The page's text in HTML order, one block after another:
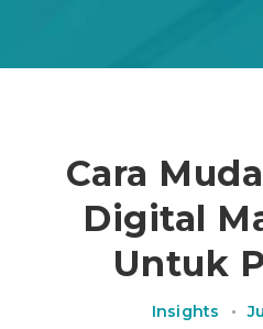
Cara
Digital
Untuk
Insights •